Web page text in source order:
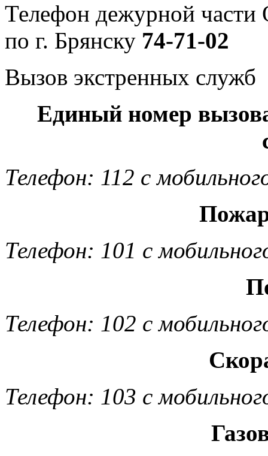
Телефон дежурной
по г. Брянску 74-71-02
Вызов экстренных служб
Единый номер
Телефон: 112 с
Телефон: 101 с
Телефон: 102 с
Телефон: 103 с